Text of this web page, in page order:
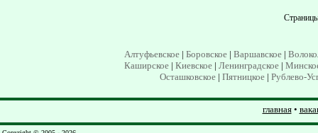
Алтуфьевское| Боровское| Варшавское|
Каширское| Киевское| Ленинградское|
Осташковское| Пятницкое| Рублево-
главная•